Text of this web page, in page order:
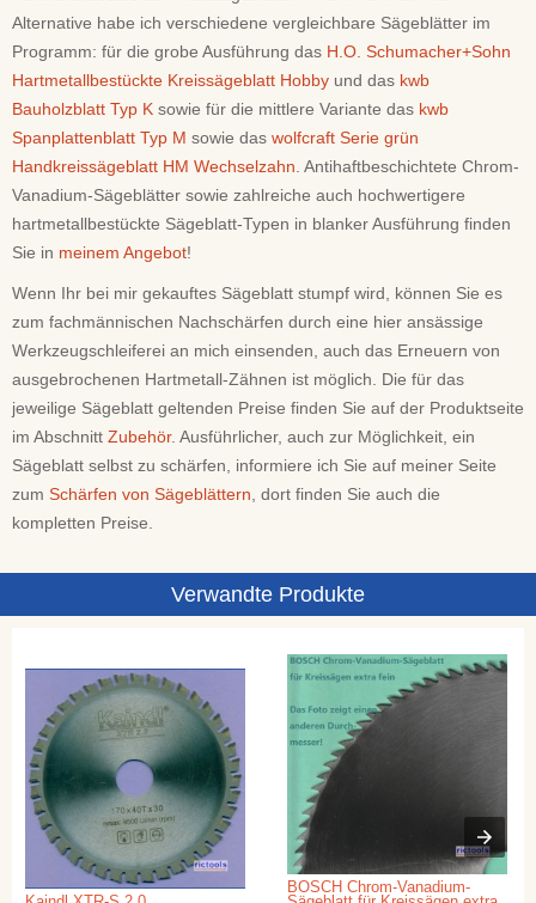
Alternative habe ich verschiedene vergleichbare Sägeblätter im
Programm: für die grobe Ausführung das H.O. Schumacher+Sohn
Hartmetallbestückte Kreissägeblatt Hobby und das kwb
Bauholzblatt Typ K sowie für die mittlere Variante das kwb
Spanplattenblatt Typ M sowie das wolfcraft Serie grün
Handkreissägeblatt HM Wechselzahn . Antihaftbeschichtete Chrom-
Vanadium-Sägeblätter sowie zahlreiche auch hochwertigere
hartmetallbestückte Sägeblatt-Typen in blanker Ausführung finden
Sie in meinem Angebot!
Wenn Ihr bei mir gekauftes Sägeblatt stumpf wird, können Sie es
zum fachmännischen Nachschärfen durch eine hier ansässige
Werkzeugschleiferei an mich einsenden, auch das Erneuern von
ausgebrochenen Hartmetall-Zähnen ist möglich. Die für das
jeweilige Sägeblatt geltenden Preise finden Sie auf der Produktseite
im Abschnitt Zubehör. Ausführlicher, auch zur Möglichkeit, ein
Sägeblatt selbst zu schärfen, informiere ich Sie auf meiner Seite
zum Schärfen von Sägeblättern , dort finden Sie auch die
kompletten Preise.
Verwandte Produkte
BOSCH Chrom-Vanadium-